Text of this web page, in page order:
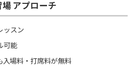
アプローチ
ッスン
可能
入場料・打席料が無料